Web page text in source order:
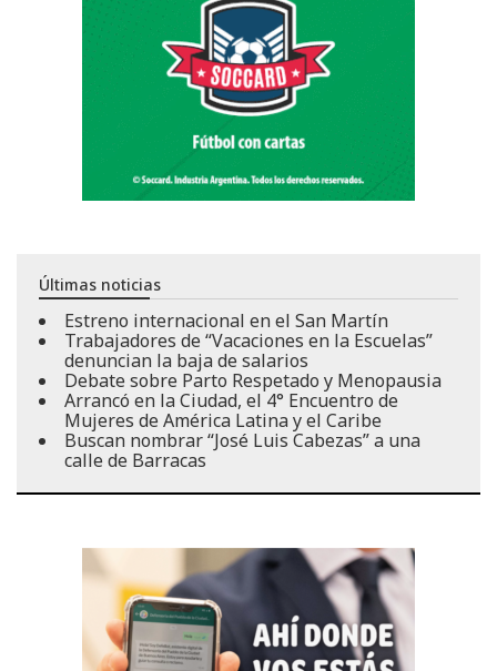
Últimas noticias
Estreno internacional en el San Martín
Trabajadores de “Vacaciones en la Escuelas”
denuncian la baja de salarios
Debate sobre Parto Respetado y Menopausia
Arrancó en la Ciudad, el 4° Encuentro de
Mujeres de América Latina y el Caribe
Buscan nombrar “José Luis Cabezas” a una
calle de Barracas